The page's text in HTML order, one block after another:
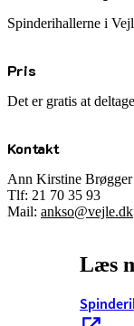
Spinderihallerne i
Pris
Det er gratis at
Kontakt
Ann Kirstine Brøgger
Tlf: 21 70 35 93
Mail: ankso@vejle.dk
Læs